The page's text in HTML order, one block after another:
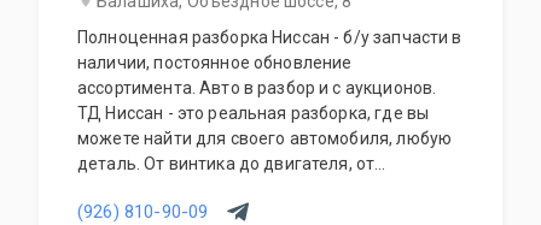
Полноценная разборка Ниссан - б/у запчасти в
наличии, постоянное обновление
ассортимента. Авто в разбор и с аукционов.
ТД Ниссан - это реальная разборка, где вы
можете найти для своего автомобиля, любую
деталь. От винтика до двигателя, от
одной фишки до целой проводки. Наши
(926) 810-90-09